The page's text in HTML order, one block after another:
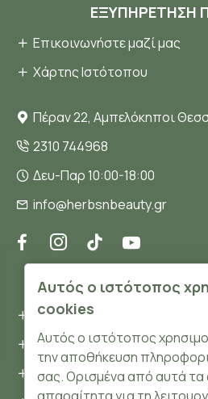
ΕΞΥΠΗΡΈΤΗΣΗ
Επικοινωνήστε μαζί μας
Χάρτης Ιστότοπου
Πέραν 22, Αμπελόκηποι
2310 744968
Δευ-Παρ 10:00-18:00
info@herbsnbeauty.gr
Όροι και συνθήκες
Προσωπικά δεδομένα
Ασφάλεια
Αυτός ο ιστότοπος
cookies
Αυτός ο ιστότοπος
την αποθήκευση
σας. Ορισμένα από αυτά τα